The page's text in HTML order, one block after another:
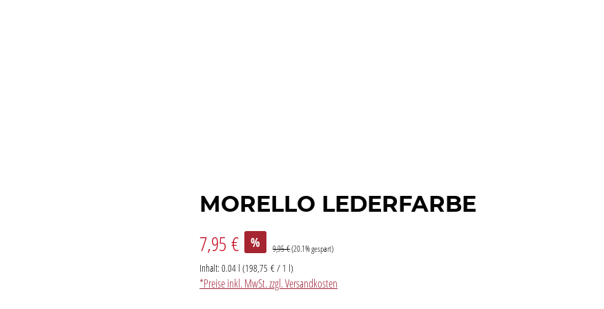
MORELLO LEDERFARBE
7,95 € % 9,95 €(20.1% gespart)
Inhalt: 0.04 l (198,75 € / 1 l)
*Preise inkl. MwSt. zzgl. Versandkosten